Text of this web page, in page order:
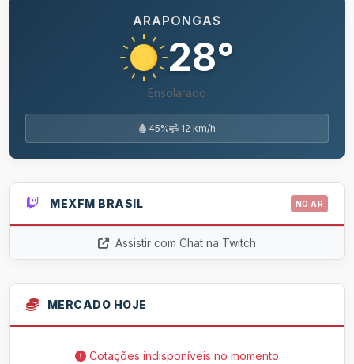
ARAPONGAS
28°
Ensolarado
45% 12 km/h
MEXFM BRASIL NO AR
Assistir com Chat na Twitch
MERCADO HOJE
Cotações indisponíveis no momento